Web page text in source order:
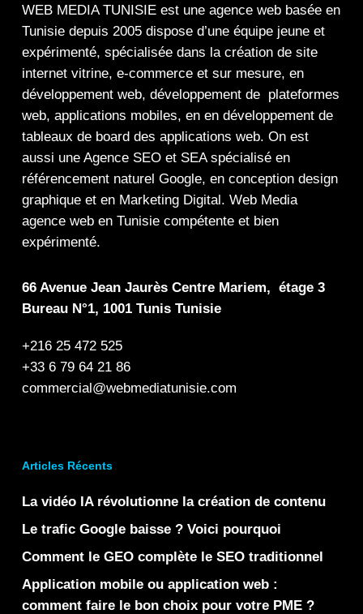
WEB MEDIA TUNISIEest une agence webbasée en
Tunisie depuis 2005 dispose d’une équipe jeune et
expérimenté, spécialisée dans la création de site
internet vitrine, e-commerceet sur mesure, en
développement web, développement de plateformes
web, applications mobiles, en en développement de
tableaux de boarddes applications web. On est
aussi une Agence SEOet SEAspécialisé en
référencement naturel Google, en conception design
graphiqueet en Marketing Digital. Web Media
agence web en Tunisie compétente et bien
expérimenté.
66 Avenue Jean Jaurès Centre Mariem, étage 3
Bureau N°1, 1001 Tunis Tunisie
+216 25 472 525
+33 6 79 64 21 86
commercial@webmediatunisie.com
Articles Récents
La vidéo IA révolutionne la création de contenu
Le trafic Google baisse ? Voici pourquoi
Comment le GEO complète le SEO traditionnel
Application mobile ou application web :
comment faire le bon choix pour votre PME ?